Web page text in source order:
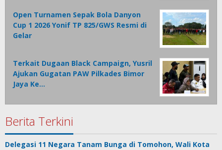
Open Turnamen Sepak Bola Danyon
Cup 1 2026 Yonif TP 825/GWS Resmi di
Gelar
Terkait Dugaan Black Campaign, Yusril
Ajukan Gugatan PAW Pilkades Bimor
Jaya Ke…
Berita Terkini
Delegasi 11 Negara Tanam Bunga di Tomohon, Wali Kota